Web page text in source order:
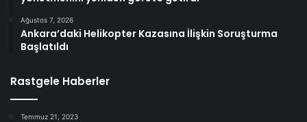
Ağustos 7, 2026
Ankara’daki Helikopter Kazasına İlişkin Soruşturma
Başlatıldı
Rastgele Haberler
Temmuz 21, 2023